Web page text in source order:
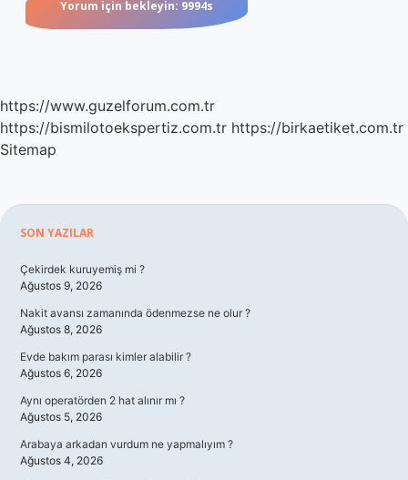
https://www.guzelforum.com.tr
https://bismilotoekspertiz.com.tr https://birkaetiket.com.tr
Sitemap
Sidebar
SON YAZILAR
Çekirdek kuruyemiş mi ?
Ağustos 9, 2026
Nakit avansı zamanında ödenmezse ne olur ?
Ağustos 8, 2026
Evde bakım parası kimler alabilir ?
Ağustos 6, 2026
Aynı operatörden 2 hat alınır mı ?
Ağustos 5, 2026
Arabaya arkadan vurdum ne yapmalıyım ?
Ağustos 4, 2026